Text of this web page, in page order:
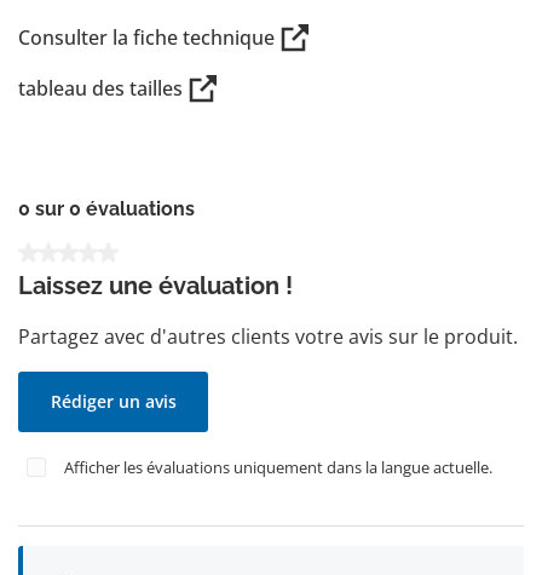
Consulter la fiche technique
tableau des tailles
0 sur 0 évaluations
Laissez une évaluation !
Partagez avec d'autres clients votre avis sur le produit.
Rédiger un avis
Afficher les évaluations uniquement dans la langue actuelle.